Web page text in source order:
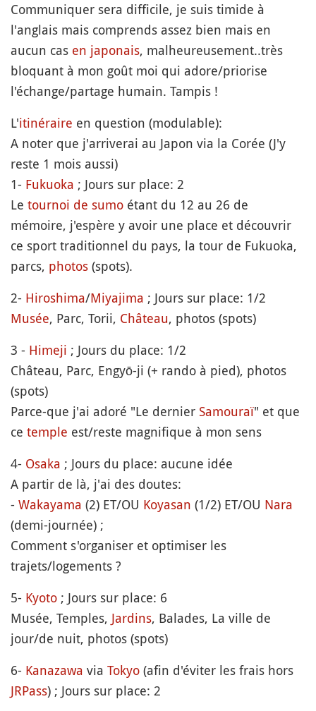
Communiquer sera difficile, je suis timide à
l'anglais mais comprends assez bien mais en
aucun cas en japonais, malheureusement..très
bloquant à mon goût moi qui adore/priorise
l'échange/partage humain. Tampis !
L'itinéraire en question (modulable):
A noter que j'arriverai au Japon via la Corée (J'y
reste 1 mois aussi)
1- Fukuoka ; Jours sur place: 2
Le tournoi de sumo étant du 12 au 26 de
mémoire, j'espère y avoir une place et découvrir
ce sport traditionnel du pays, la tour de Fukuoka,
parcs, photos (spots).
2- Hiroshima/Miyajima ; Jours sur place: 1/2
Musée, Parc, Torii, Château, photos (spots)
3 - Himeji ; Jours du place: 1/2
Château, Parc, Engyō-ji (+ rando à pied), photos
(spots)
Parce-que j'ai adoré "Le dernier Samouraï" et que
ce temple est/reste magnifique à mon sens
4- Osaka ; Jours du place: aucune idée
A partir de là, j'ai des doutes:
- Wakayama (2) ET/OU Koyasan (1/2) ET/OU Nara
(demi-journée) ;
Comment s'organiser et optimiser les
trajets/logements ?
5- Kyoto ; Jours sur place: 6
Musée, Temples, Jardins, Balades, La ville de
jour/de nuit, photos (spots)
6- Kanazawa via Tokyo (afin d'éviter les frais hors
JRPass) ; Jours sur place: 2